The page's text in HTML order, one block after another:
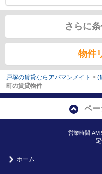
さらに
物件
戸塚の賃貸ならアパマンメイト > (
町の賃貸物件
ペー
営業時間:AM
ホーム